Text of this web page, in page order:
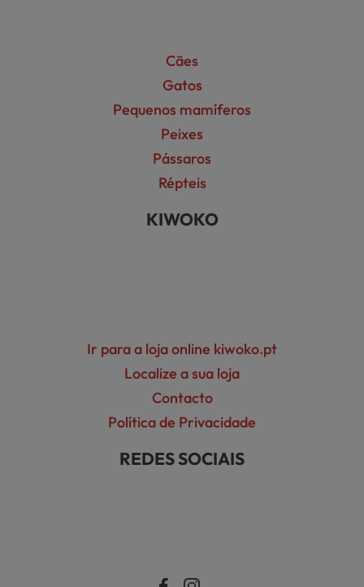
Cães
Gatos
Pequenos mamíferos
Peixes
Pássaros
Répteis
KIWOKO
Ir para a loja online kiwoko.pt
Localize a sua loja
Contacto
Política de Privacidade
REDES SOCIAIS